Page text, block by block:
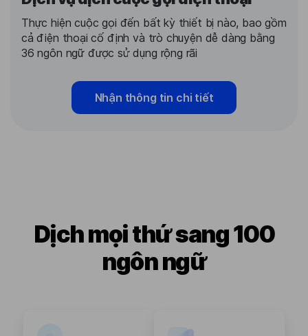
Thực hiện cuộc gọi đến bất kỳ thiết bị nào, bao gồm
cả điện thoại cố định và trò chuyện dễ dàng bằng
36 ngôn ngữ được sử dụng rộng rãi
Nhận thông tin chi tiết
Dịch mọi thứ sang 100
ngôn ngữ